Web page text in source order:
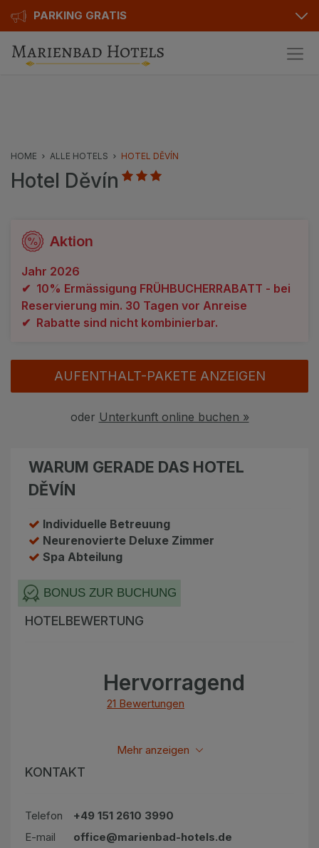
PARKING GRATIS
Bewertungen
Karte
Kontakt
Hotels
Kurhotels
Golfhotels
Ensana Hotels
Geschenkgutscheine
Bonusse
Sonderangebot
Kontakt
Privat Transfer
HOME ALLE HOTELS HOTEL DĚVÍN
Hotel Děvín
Aktion
Jahr 2026
✔ 10% Ermässigung FRÜHBUCHERRABATT - bei
Reservierung min. 30 Tagen vor Anreise
✔ Rabatte sind nicht kombinierbar.
AUFENTHALT-PAKETE ANZEIGEN
oder Unterkunft online buchen »
WARUM GERADE DAS HOTEL
DĚVÍN
Individuelle Betreuung
Neurenovierte Deluxe Zimmer
Spa Abteilung
BONUS ZUR BUCHUNG
HOTELBEWERTUNG
Hervorragend
21 Bewertungen
Alle bewertungen anzeigen
Mehr anzeigen
KONTAKT
Telefon
+49 151 2610 3990
E-mail
office@marienbad-hotels.de